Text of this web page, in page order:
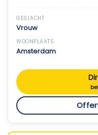
GESLACHT
Vrouw
WOONPLAATS
Amsterdam